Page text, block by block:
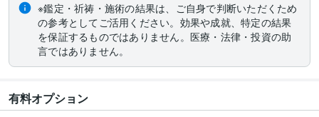
※鑑定・祈祷・施術の結果は、ご自身で判断いただくため
の参考としてご活用ください。効果や成就、特定の結果
を保証するものではありません。医療・法律・投資の助
言ではありません。
有料オプション